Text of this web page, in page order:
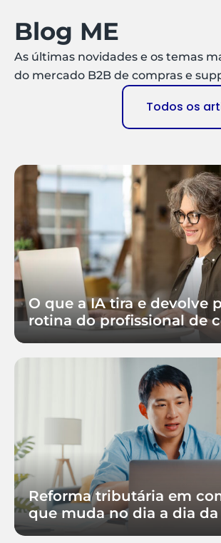
Blog ME
As últimas novidades e os temas
do mercado B2B de compras e
Todos os
O que a IA tira e devolve
rotina do profissional de
Reforma tributária em
que muda no dia a dia da